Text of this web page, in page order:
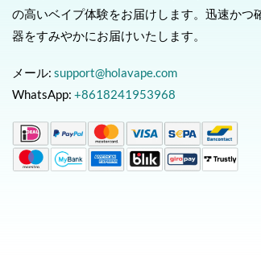
の高いベイプ体験をお届けします。迅速か
器をすみやかにお届けいたします。
メール: support@holavape.com
WhatsApp: +8618241953968